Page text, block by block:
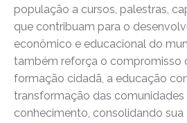
população a cursos, palestras,
que contribuam para o
econômico e educacional do
também reforça o compromisso
formação cidadã, a educação
transformação das
conhecimento, consolidando